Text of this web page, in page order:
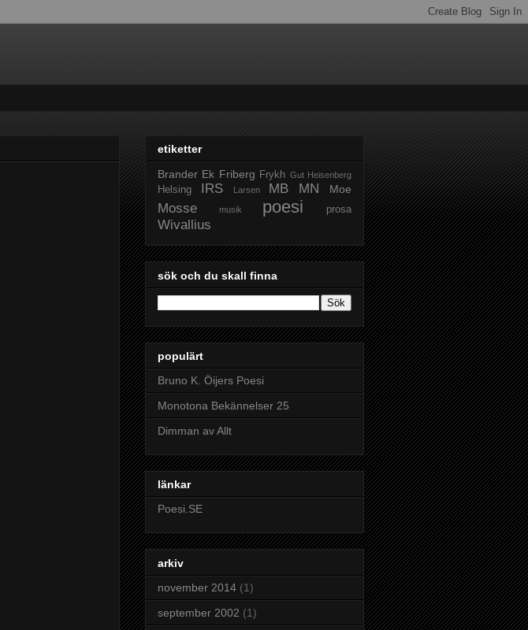
etiketter
Brander Ek Friberg Frykh Gut Heisenberg
Helsing IRS Larsen MB MN Moe
Mosse musik poesi prosa
Wivallius
sök och du skall finna
populärt
Bruno K. Öijers Poesi
Monotona Bekännelser 25
Dimman av Allt
länkar
Poesi.SE
arkiv
november 2014 (1)
september 2002 (1)